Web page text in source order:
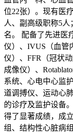
位22张）。现有医
人、副高级职称5
名。 配备了先进医
仪）、IVUS（血管
仪）、FFR（冠状
成像仪）、
系统、心电中心监
道调搏仪、运动心
的诊疗及监护设备
得了显著成绩，成
组、结构性心脏病